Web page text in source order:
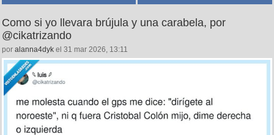
Como si yo llevara brújula y una carabela, por
@cikatrizando
por alanna4dyk el 31 mar 2026, 13:11